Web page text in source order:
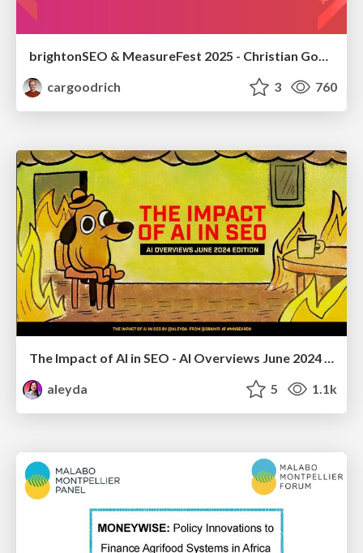
brightonSEO & MeasureFest 2025 - Christian Goodrich - Winning strategies for Black Friday CRO & PPC
cargoodrich
3 760
The Impact of AI in SEO - AI Overviews June 2024 Edition
aleyda
5 1.1k